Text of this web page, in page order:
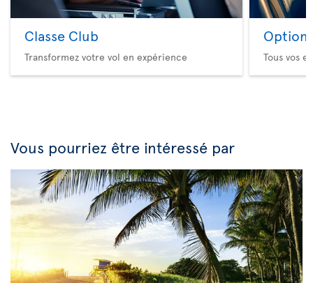
Classe Club
Transformez votre vol en expérience
Option
Tous vos
Vous pourriez être intéressé par